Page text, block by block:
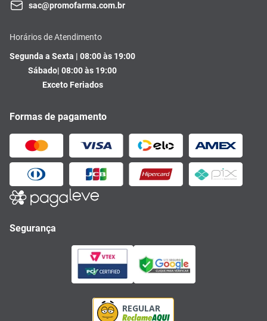
sac@promofarma.com.br
Horários de Atendimento
Segunda a Sexta | 08:00 às 19:00
Sábado| 08:00 às 19:00
Exceto Feriados
Formas de pagamento
Segurança